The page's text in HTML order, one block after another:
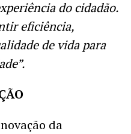
do cidadão.
eficiência,
de vida para
da